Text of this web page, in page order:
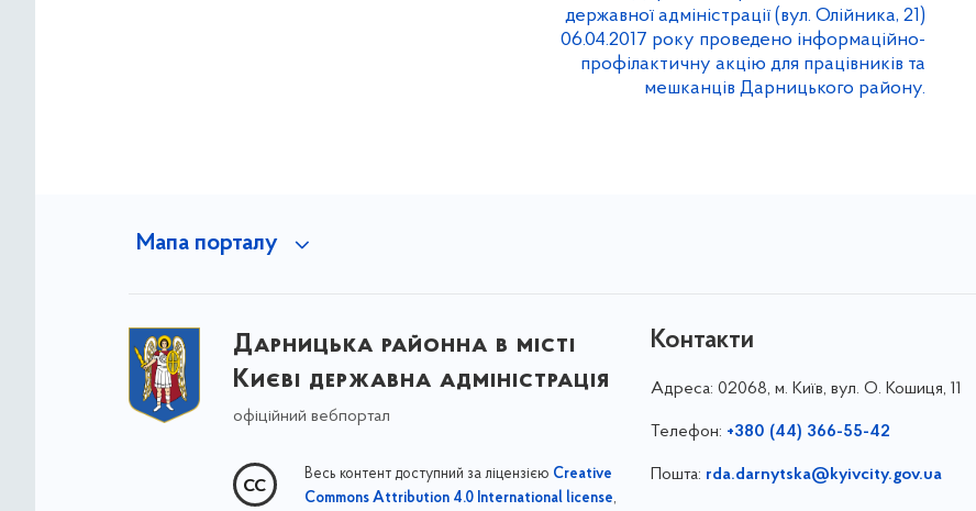
державної адміністрації (вул. Олійника, 21)
06.04.2017 року проведено інформаційно-
профілактичну акцію для працівників та
мешканців Дарницького району.
Мапа порталу
Дарницька районна в місті
Києві державна адміністрація
офіційний вебпортал
Весь контент доступний за ліцензією Creative
Commons Attribution 4.0 International license,
Контакти
Адреса: 02068, м. Київ, вул. О. Кошиця, 11
Телефон: +380 (44) 366-55-42
Пошта: rda.darnytska@kyivcity.gov.ua